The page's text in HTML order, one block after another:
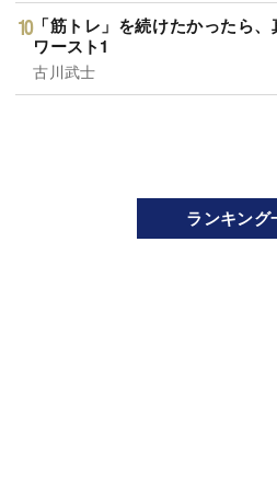
「筋トレ」を続けたかったら、
ワースト1
古川武士
ランキング